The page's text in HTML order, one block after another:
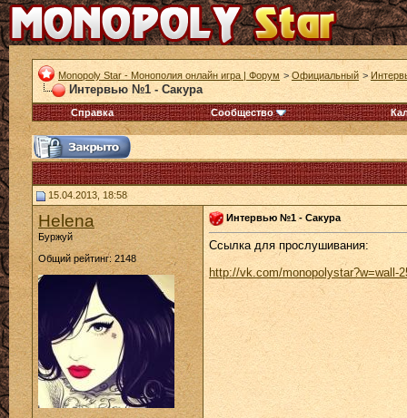
Monopoly Star - Монополия онлайн игра | Форум > Официальный >
Интервью №1 - Сакура
Справка Сообщество
15.04.2013, 18:58
Helena
Буржуй
Общий рейтинг: 2148
Интервью №1 - Сакура
Ссылка для прослушивания:
http://vk.com/monopolystar?w=wall-